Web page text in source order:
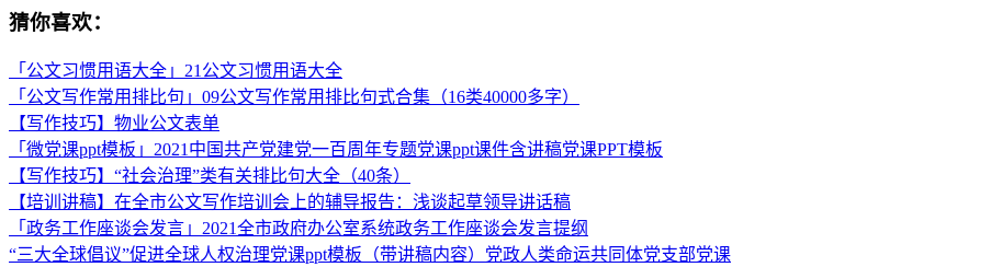
猜你喜欢：
「公文习惯用语大全」21公文习惯用语大全
「公文写作常用排比句」09公文写作常用排比句式合集（16类40000多字）
【写作技巧】物业公文表单
「微党课ppt模板」2021中国共产党建党一百周年专题党课ppt课件含讲稿党课PPT模板
【写作技巧】“社会治理”类有关排比句大全（40条）
【培训讲稿】在全市公文写作培训会上的辅导报告：浅谈起草领导讲话稿
「政务工作座谈会发言」2021全市政府办公室系统政务工作座谈会发言提纲
“三大全球倡议”促进全球人权治理党课ppt模板（带讲稿内容）党政人类命运共同体党支部党课